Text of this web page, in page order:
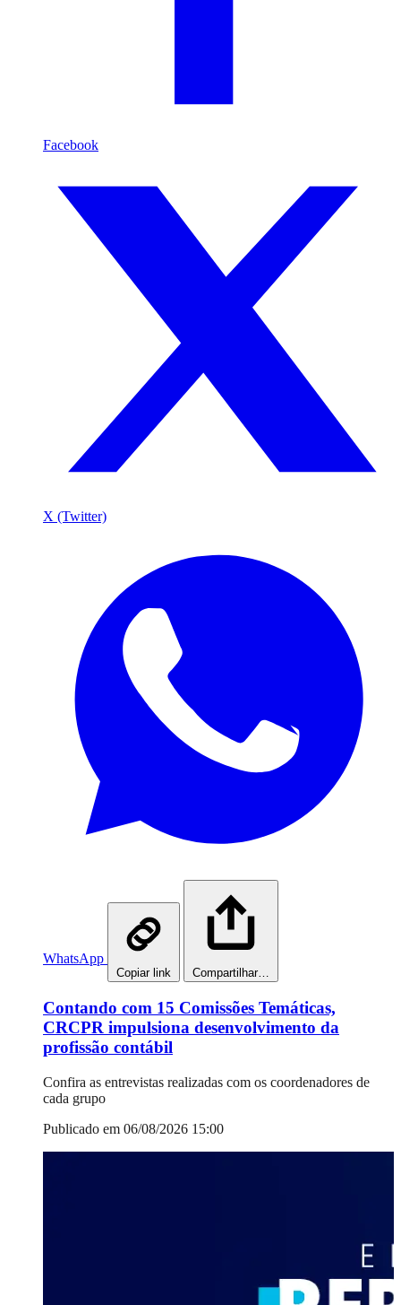
Facebook
X (Twitter)
WhatsApp
Copiar link Compartilhar…
Contando com 15 Comissões Temáticas,
CRCPR impulsiona desenvolvimento da
profissão contábil
Confira as entrevistas realizadas com os coordenadores de
cada grupo
Publicado em 06/08/2026 15:00